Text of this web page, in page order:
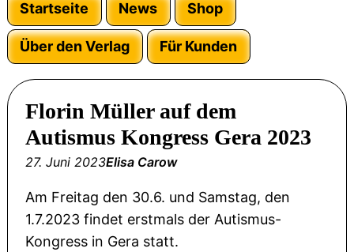
Startseite News Shop
Über den Verlag Für Kunden
Florin Müller auf dem
Autismus Kongress Gera 2023
27. Juni 2023Elisa Carow
Am Freitag den 30.6. und Samstag, den
1.7.2023 findet erstmals der Autismus-
Kongress in Gera statt.